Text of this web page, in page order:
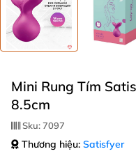
Mini Rung Tím
8.5cm
Sku:7097
Thương hiệu: Satisfyer